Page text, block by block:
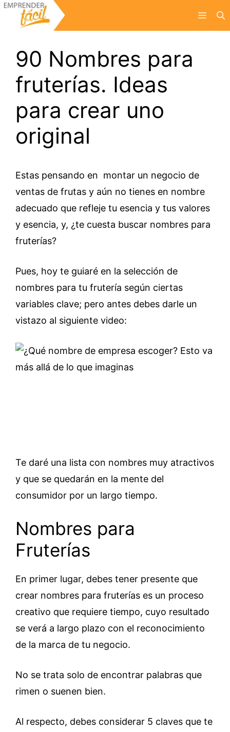
Saltar
Menú
90 Nombres para
fruterías. Ideas
para crear uno
original
Estas pensando en montar un negocio de
ventas de frutas y aún no tienes en nombre
adecuado que refleje tu esencia y tus valores
y esencia, y, ¿te cuesta buscar nombres para
fruterías?
Pues, hoy te guiaré en la selección de
nombres para tu frutería según ciertas
variables clave; pero antes debes darle un
vistazo al siguiente video:
Te daré una lista con nombres muy atractivos
y que se quedarán en la mente del
consumidor por un largo tiempo.
Nombres para
Fruterías
En primer lugar, debes tener presente que
crear nombres para fruterías es un proceso
creativo que requiere tiempo, cuyo resultado
se verá a largo plazo con el reconocimiento
de la marca de tu negocio.
No se trata solo de encontrar palabras que
rimen o suenen bien.
Al respecto, debes considerar 5 claves que te